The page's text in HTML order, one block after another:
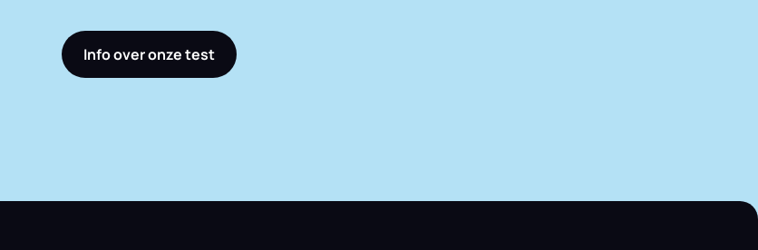
Info over onze test